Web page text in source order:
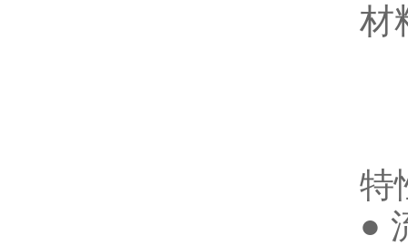
材
特
●